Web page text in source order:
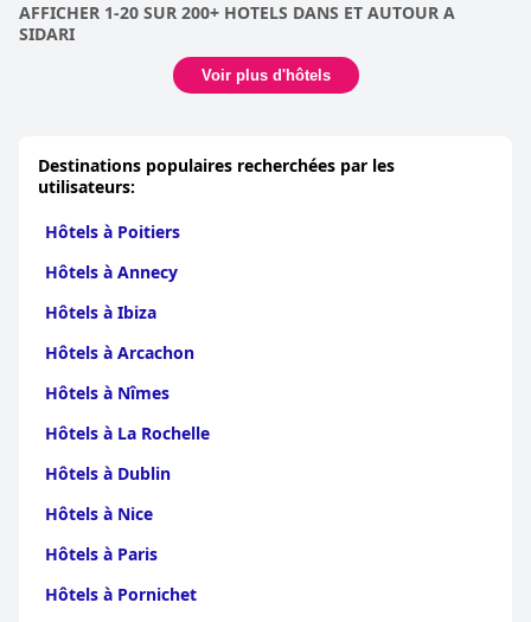
AFFICHER 1-20 SUR 200+ HOTELS DANS ET AUTOUR A
SIDARI
Voir plus d'hôtels
Destinations populaires recherchées par les
utilisateurs:
Hôtels à Poitiers
Hôtels à Annecy
Hôtels à Ibiza
Hôtels à Arcachon
Hôtels à Nîmes
Hôtels à La Rochelle
Hôtels à Dublin
Hôtels à Nice
Hôtels à Paris
Hôtels à Pornichet